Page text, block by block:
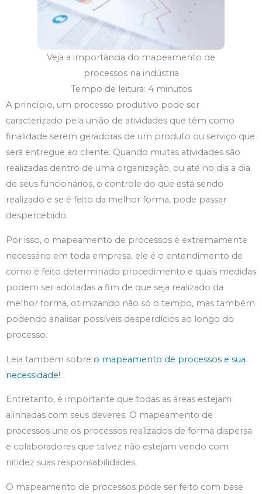
Veja a importância do mapeamento de
processos na indústria
Tempo de leitura: 4 minutos
A princípio, um processo produtivo pode ser
caracterizado pela união de atividades que têm como
finalidade serem geradoras de um produto ou serviço que
será entregue ao cliente. Quando muitas atividades são
realizadas dentro de uma organização, ou até no dia a dia
de seus funcionários, o controle do que está sendo
realizado e se é feito da melhor forma, pode passar
despercebido.
Por isso, o mapeamento de processos é extremamente
necessário em toda empresa, ele é o entendimento de
como é feito determinado procedimento e quais medidas
podem ser adotadas a fim de que seja realizado da
melhor forma, otimizando não só o tempo, mas também
podendo analisar possíveis desperdícios ao longo do
processo.
Leia também sobre o mapeamento de processos e sua
necessidade!
Entretanto, é importante que todas as áreas estejam
alinhadas com seus deveres. O mapeamento de
processos une os processos realizados de forma dispersa
e colaboradores que talvez não estejam vendo com
nitidez suas responsabilidades.
O mapeamento de processos pode ser feito com base